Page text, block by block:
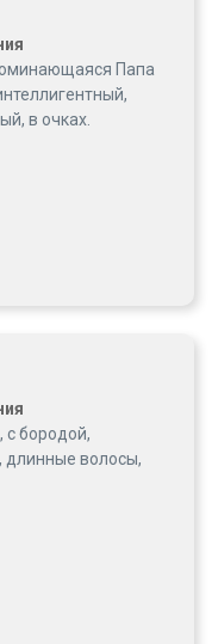
Папа
в очках.
бородой,
волосы,